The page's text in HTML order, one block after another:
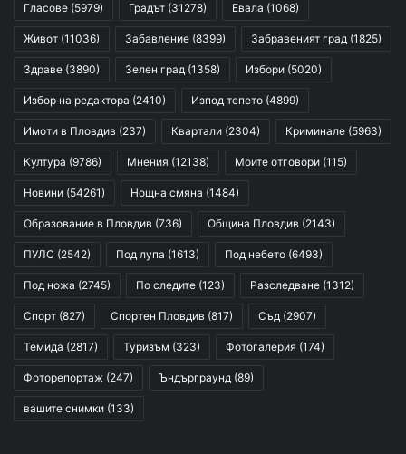
Гласове (5979) Градът (31278) Евала (1068)
Живот (11036) Забавление (8399) Забравеният град (1825)
Здраве (3890) Зелен град (1358) Избори (5020)
Избор на редактора (2410) Изпод тепето (4899)
Имоти в Пловдив (237) Квартали (2304) Криминале (5963)
Култура (9786) Мнения (12138) Моите отговори (115)
Новини (54261) Нощна смяна (1484)
Образование в Пловдив (736) Община Пловдив (2143)
ПУЛС (2542) Под лупа (1613) Под небето (6493)
Под ножа (2745) По следите (123) Разследване (1312)
Спорт (827) Спортен Пловдив (817) Съд (2907)
Темида (2817) Туризъм (323) Фотогалерия (174)
Фоторепортаж (247) Ъндърграунд (89)
вашите снимки (133)